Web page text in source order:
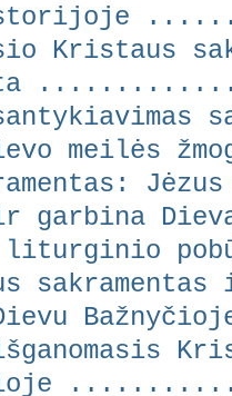
istorijoje
Kristaus
meilės
Jėzus
garbina
liturginio
Dievu